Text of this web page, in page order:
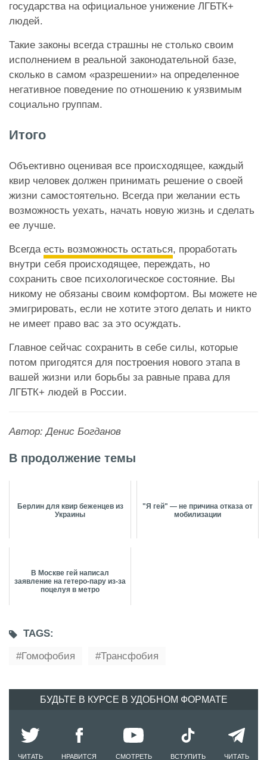
государства на официальное унижение ЛГБТК+
людей.
Такие законы всегда страшны не столько своим
исполнением в реальной законодательной базе,
сколько в самом «разрешении» на определенное
негативное поведение по отношению к уязвимым
социально группам.
Итого
Объективно оценивая все происходящее, каждый
квир человек должен принимать решение о своей
жизни самостоятельно. Всегда при желании есть
возможность уехать, начать новую жизнь и сделать
ее лучше.
Всегда есть возможность остаться, проработать
внутри себя происходящее, переждать, но
сохранить свое психологическое состояние. Вы
никому не обязаны своим комфортом. Вы можете не
эмигрировать, если не хотите этого делать и никто
не имеет право вас за это осуждать.
Главное сейчас сохранить в себе силы, которые
потом пригодятся для построения нового этапа в
вашей жизни или борьбы за равные права для
ЛГБТК+ людей в России.
Автор: Денис Богданов
В продолжение темы
Берлин для квир беженцев из
Украины
"Я гей" — не причина отказа от
мобилизации
В Москве гей написал
заявление на гетеро-пару из-за
поцелуя в метро
TAGS:
Гомофобия
Трансфобия
БУДЬТЕ В КУРСЕ В УДОБНОМ ФОРМАТЕ
ЧИТАТЬ НРАВИТСЯ СМОТРЕТЬ ВСТУПИТЬ ЧИТАТЬ